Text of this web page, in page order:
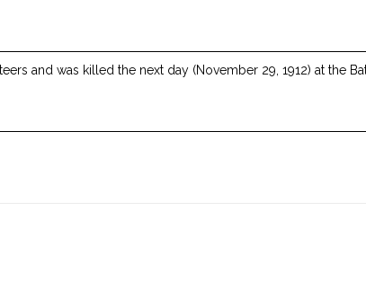
and was killed the next day (November 29, 1912) at the